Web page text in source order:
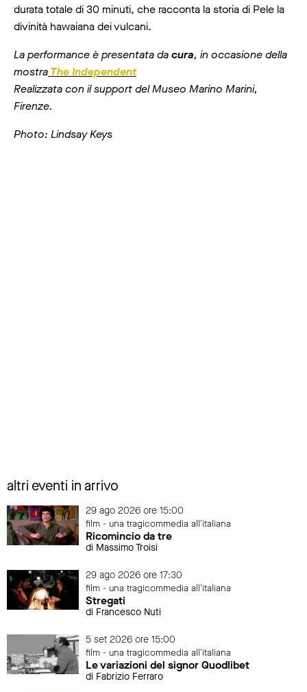
durata totale di 30 minuti, che racconta la storia di Pele la
divinità hawaiana dei vulcani.
La performance è presentata dacura, in occasione della
mostraThe Independent
Realizzata con il support del Museo Marino Marini,
Firenze.
Photo: Lindsay Keys
altri eventi in arrivo
29 ago 2026 ore 15:00
film - una tragicommedia all'italiana
Ricomincio da tre
di Massimo Troisi
29 ago 2026 ore 17:30
film - una tragicommedia all'italiana
Stregati
di Francesco Nuti
5 set 2026 ore 15:00
film - una tragicommedia all'italiana
Le variazioni del signor Quodlibet
di Fabrizio Ferraro